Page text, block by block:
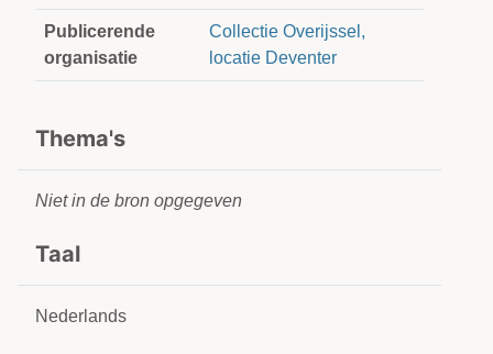
Publicerende
organisatie
Collectie Overijssel,
locatie Deventer
Thema's
Niet in de bron opgegeven
Taal
Nederlands